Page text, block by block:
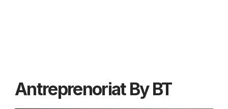
Antreprenoriat By BT